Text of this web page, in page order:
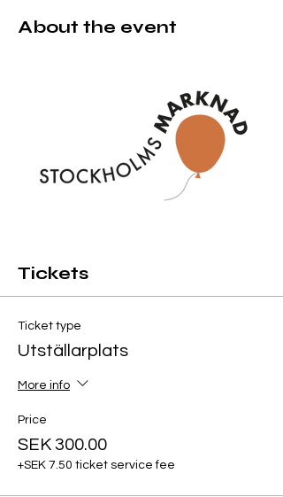
About the event
Tickets
Ticket type
Utställarplats
More info
Price
SEK 300.00
+SEK 7.50 ticket service fee